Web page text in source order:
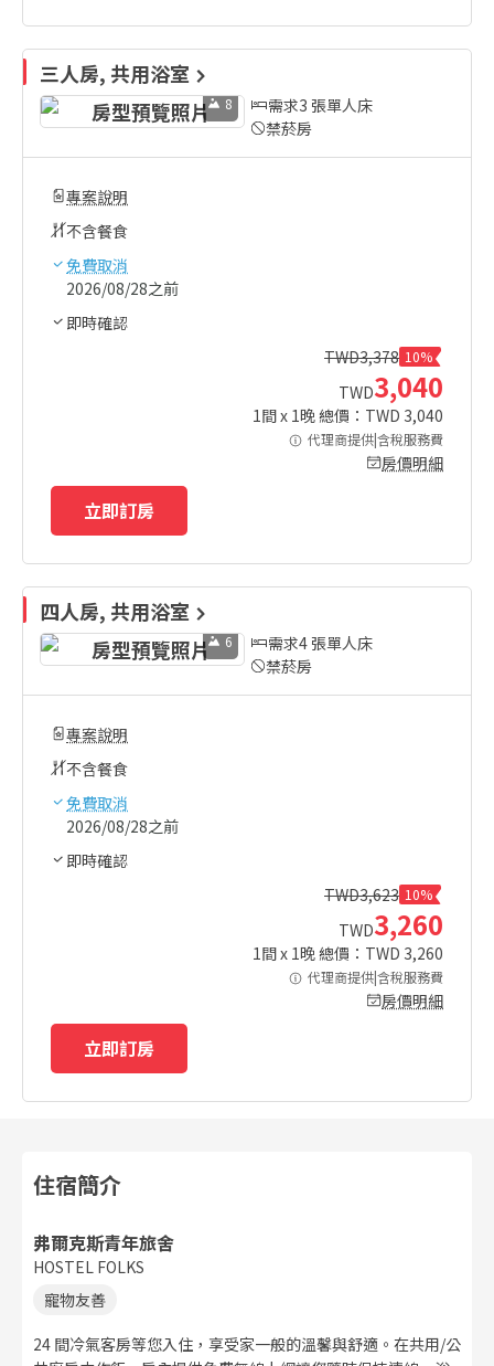
三人房, 共用浴室
8
需求3 張單人床
禁菸房
專案說明
不含餐食
免費取消
2026/08/28之前
即時確認
TWD3,378 10%
TWD3,040
1間 x 1晚 總價：TWD 3,040
代理商提供|含稅服務費
房價明細
立即訂房
四人房, 共用浴室
6
需求4 張單人床
禁菸房
專案說明
不含餐食
免費取消
2026/08/28之前
即時確認
TWD3,623 10%
TWD3,260
1間 x 1晚 總價：TWD 3,260
代理商提供|含稅服務費
房價明細
立即訂房
住宿簡介
弗爾克斯青年旅舍
HOSTEL FOLKS
寵物友善
24 間冷氣客房等您入住，享受家一般的溫馨與舒適。在共用/公